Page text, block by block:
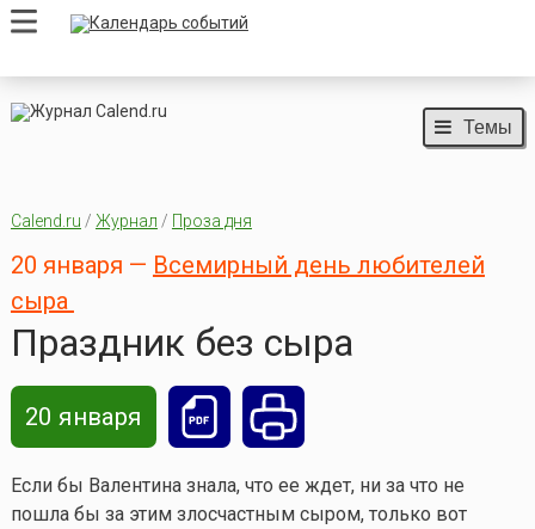
Темы
Calend.ru / Журнал / Проза дня
20 января — Всемирный день любителей
сыра
Праздник без сыра
20 января
Если бы Валентина знала, что ее ждет, ни за что не
пошла бы за этим злосчастным сыром, только вот